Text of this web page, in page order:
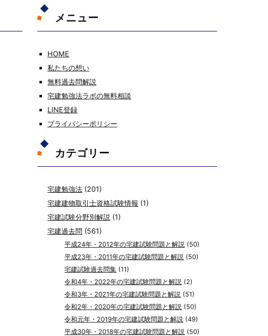
メニュー
HOME
私たちの想い
無料過去問解説
宅建勉強法ラボの無料相談
LINE登録
プライバシーポリシー
カテゴリー
宅建勉強法 (201)
宅建建物取引士資格試験情報 (1)
宅建試験分野別解説 (1)
宅建過去問 (561)
平成24年・2012年の宅建試験問題と解説 (50)
平成23年・2011年の宅建試験問題と解説 (50)
宅建試験過去問集 (11)
令和4年・2022年の宅建試験問題と解説 (2)
令和3年・2021年の宅建試験問題と解説 (51)
令和2年・2020年の宅建試験問題と解説 (50)
令和元年・2019年の宅建試験問題と解説 (49)
平成30年・2018年の宅建試験問題と解説 (50)